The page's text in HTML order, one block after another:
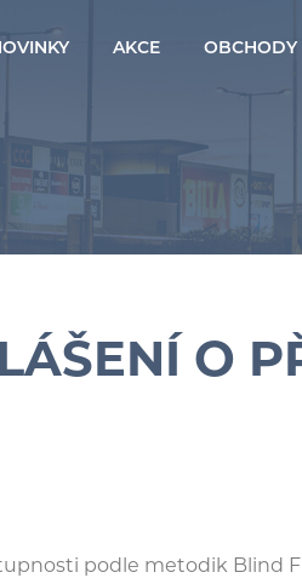
AKCE OBCHODY
O
podle metodik Blind